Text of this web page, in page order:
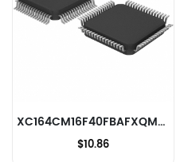
XC164CM16F40FBAFXQMA1 Infineon Technologies Microcontrôleurs
$10.86